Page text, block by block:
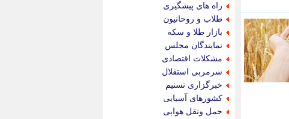
راه های پیشگیری
طلاب و روحانیون
بازار طلا و سکه
نمایندگان مجلس
مشکلات اقتصادی
سرمربی استقلال
خبرگزاری تسنیم
کشورهای آسیایی
حمل ونقل هوایی